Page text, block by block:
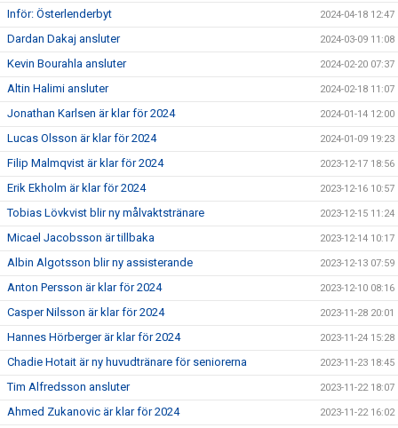
Inför: Österlenderbyt 2024-04-18 12:47
Dardan Dakaj ansluter 2024-03-09 11:08
Kevin Bourahla ansluter 2024-02-20 07:37
Altin Halimi ansluter 2024-02-18 11:07
Jonathan Karlsen är klar för 2024 2024-01-14 12:00
Lucas Olsson är klar för 2024 2024-01-09 19:23
Filip Malmqvist är klar för 2024 2023-12-17 18:56
Erik Ekholm är klar för 2024 2023-12-16 10:57
Tobias Lövkvist blir ny målvaktstränare 2023-12-15 11:24
Micael Jacobsson är tillbaka 2023-12-14 10:17
Albin Algotsson blir ny assisterande 2023-12-13 07:59
Anton Persson är klar för 2024 2023-12-10 08:16
Casper Nilsson är klar för 2024 2023-11-28 20:01
Hannes Hörberger är klar för 2024 2023-11-24 15:28
Chadie Hotait är ny huvudtränare för seniorerna 2023-11-23 18:45
Tim Alfredsson ansluter 2023-11-22 18:07
Ahmed Zukanovic är klar för 2024 2023-11-22 16:02